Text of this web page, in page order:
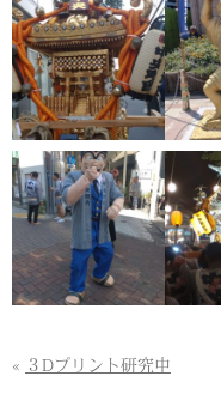
« ３Dプリント研究中